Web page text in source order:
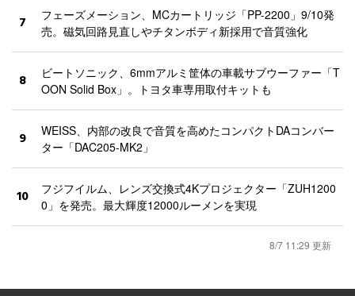
7
フェーズメーション、MCカートリッジ「PP-2200」9/10発
売。磁気回路見直しやチタンボディ新採用で音質強化
8
ビートソニック、6mmアルミ筐体の車載サブウーファー「T
OON Solid Box」。トヨタ車専用取付キットも
9
WEISS、内部の改良で音質を高めたコンパクトDAコンバー
ター「DAC205-MK2」
10
フジフイルム、レンズ交換式4Kプロジェクター「ZUH1200
0」を発売。最大輝度12000ルーメンを実現
8/7 11:29 更新